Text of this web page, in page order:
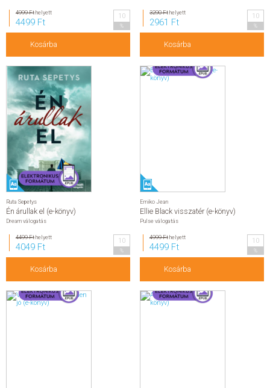
4999 Fthelyett
4499 Ft
10
Kosárba
3290 Fthelyett
2961 Ft
10
Kosárba
Ruta Sepetys
Én árullak el (e-könyv)
Dream válogatás
4499 Fthelyett
4049 Ft
10
Kosárba
Emiko Jean
Ellie Black visszatér (e-könyv)
Pulse válogatás
4999 Fthelyett
4499 Ft
10
Kosárba